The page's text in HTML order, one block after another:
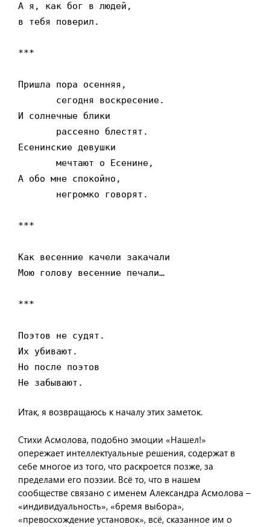
А я, как бог в людей,
в тебя поверил.
***
Пришла пора осенняя,
И солнечные блики
Есенинские девушки
А обо мне спокойно,
***
Как весенние качели закачали
Мою голову весенние печали…
***
Поэтов не судят.
Их убивают.
Но после поэтов
Не забывают.
Итак, я возвращаюсь к началу этих заметок.
Стихи Асмолова, подобно эмоции «Нашел!»
опережает интеллектуальные решения, содержат в
себе многое из того, что раскроется позже, за
пределами его поэзии. Всё то, что в нашем
сообществе связано с именем Александра Асмолова –
«индивидуальность», «бремя выбора»,
«превосхождение установок», всё, сказанное им о